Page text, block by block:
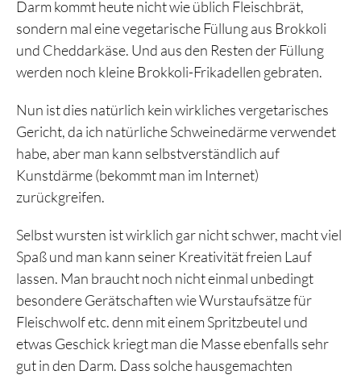
Darm kommt heute nicht wie üblich Fleischbrät,
sondern mal eine vegetarische Füllung aus Brokkoli
und Cheddarkäse. Und aus den Resten der Füllung
werden noch kleine Brokkoli-Frikadellen gebraten.
Nun ist dies natürlich kein wirkliches vergetarisches
Gericht, da ich natürliche Schweinedärme verwendet
habe, aber man kann selbstverständlich auf
Kunstdärme (bekommt man im Internet)
zurückgreifen.
Selbst wursten ist wirklich gar nicht schwer, macht viel
Spaß und man kann seiner Kreativität freien Lauf
lassen. Man braucht noch nicht einmal unbedingt
besondere Gerätschaften wie Wurstaufsätze für
Fleischwolf etc. denn mit einem Spritzbeutel und
etwas Geschick kriegt man die Masse ebenfalls sehr
gut in den Darm. Dass solche hausgemachten